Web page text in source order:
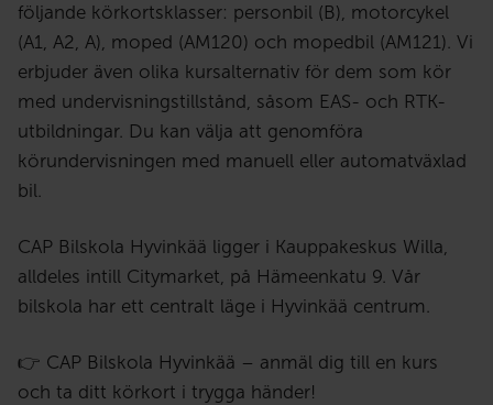
följande körkortsklasser: personbil (B), motorcykel
(A1, A2, A), moped (AM120) och mopedbil (AM121). Vi
erbjuder även olika kursalternativ för dem som kör
med undervisningstillstånd, såsom EAS- och RTK-
utbildningar. Du kan välja att genomföra
körundervisningen med manuell eller automatväxlad
bil.
CAP Bilskola Hyvinkää ligger i Kauppakeskus Willa,
alldeles intill Citymarket, på Hämeenkatu 9. Vår
bilskola har ett centralt läge i Hyvinkää centrum.
👉 CAP Bilskola Hyvinkää – anmäl dig till en kurs
och ta ditt körkort i trygga händer!